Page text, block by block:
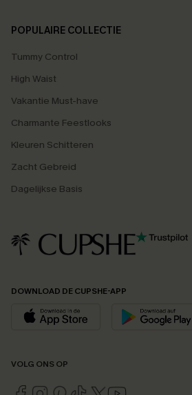
POPULAIRE COLLECTIE
Tummy Control
High Waist
Vakantie Must-have
Charmante Feestlooks
Kleuren Schitteren
Zacht Gebreid
Dagelijkse Basis
DOWNLOAD DE CUPSHE-APP
VOLG ONS OP